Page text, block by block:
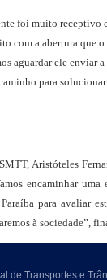
foi muito receptivo
com a abertura que
aguardar ele enviar
para solucionar
Aristóteles
encaminhar
para avaliar
à sociedade”,
de Transportes e